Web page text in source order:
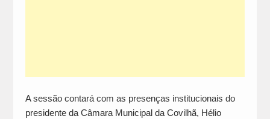
A sessão contará com as presenças institucionais do
presidente da Câmara Municipal da Covilhã, Hélio